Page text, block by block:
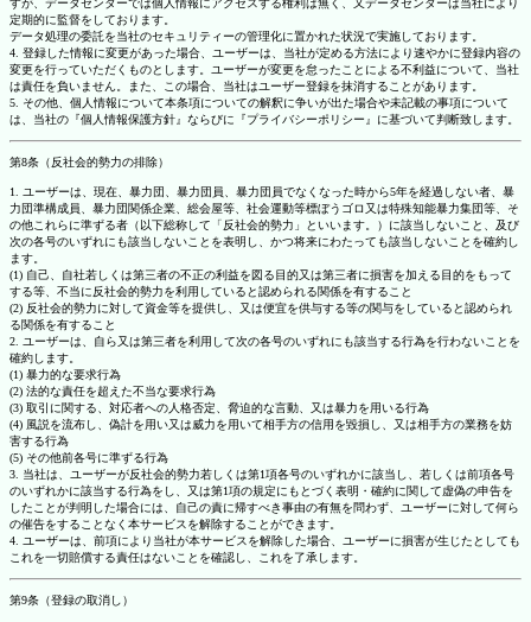
すが、データセンターでは個人情報にアクセスする権利は無く、又データセンターは当社により
定期的に監督をしております。
データ処理の委託を当社のセキュリティーの管理化に置かれた状況で実施しております。
4. 登録した情報に変更があった場合、ユーザーは、当社が定める方法により速やかに登録内容の
変更を行っていただくものとします。ユーザーが変更を怠ったことによる不利益について、当社
は責任を負いません。また、この場合、当社はユーザー登録を抹消することがあります。
5. その他、個人情報について本条項についての解釈に争いが出た場合や未記載の事項について
は、当社の『個人情報保護方針』ならびに『プライバシーポリシー』に基づいて判断致します。
第8条（反社会的勢力の排除）
1. ユーザーは、現在、暴力団、暴力団員、暴力団員でなくなった時から5年を経過しない者、暴
力団準構成員、暴力団関係企業、総会屋等、社会運動等標ぼうゴロ又は特殊知能暴力集団等、そ
の他これらに準ずる者（以下総称して「反社会的勢力」といいます。）に該当しないこと、及び
次の各号のいずれにも該当しないことを表明し、かつ将来にわたっても該当しないことを確約し
ます。
(1) 自己、自社若しくは第三者の不正の利益を図る目的又は第三者に損害を加える目的をもって
する等、不当に反社会的勢力を利用していると認められる関係を有すること
(2) 反社会的勢力に対して資金等を提供し、又は便宜を供与する等の関与をしていると認められ
る関係を有すること
2. ユーザーは、自ら又は第三者を利用して次の各号のいずれにも該当する行為を行わないことを
確約します。
(1) 暴力的な要求行為
(2) 法的な責任を超えた不当な要求行為
(3) 取引に関する、対応者への人格否定、脅迫的な言動、又は暴力を用いる行為
(4) 風説を流布し、偽計を用い又は威力を用いて相手方の信用を毀損し、又は相手方の業務を妨
害する行為
(5) その他前各号に準ずる行為
3. 当社は、ユーザーが反社会的勢力若しくは第1項各号のいずれかに該当し、若しくは前項各号
のいずれかに該当する行為をし、又は第1項の規定にもとづく表明・確約に関して虚偽の申告を
したことが判明した場合には、自己の責に帰すべき事由の有無を問わず、ユーザーに対して何ら
の催告をすることなく本サービスを解除することができます。
4. ユーザーは、前項により当社が本サービスを解除した場合、ユーザーに損害が生じたとしても
これを一切賠償する責任はないことを確認し、これを了承します。
第9条（登録の取消し）